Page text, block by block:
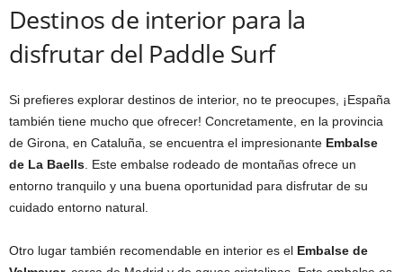
Destinos de interior para la
disfrutar del Paddle Surf
Si prefieres explorar destinos de interior, no te preocupes, ¡España
también tiene mucho que ofrecer! Concretamente, en la provincia
de Girona, en Cataluña, se encuentra el impresionante Embalse
de La Baells. Este embalse rodeado de montañas ofrece un
entorno tranquilo y una buena oportunidad para disfrutar de su
cuidado entorno natural.
Otro lugar también recomendable en interior es el Embalse de